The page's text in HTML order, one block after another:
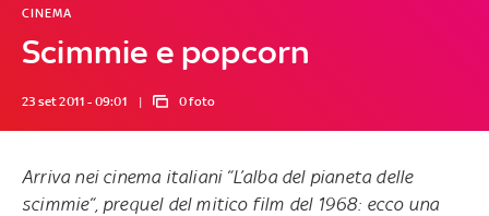
Scimmie e popcorn
CINEMA
23 set 2011 - 09:01 0 foto
Arriva nei cinema italiani “L’alba del pianeta delle
scimmie“, prequel del mitico film del 1968: ecco una